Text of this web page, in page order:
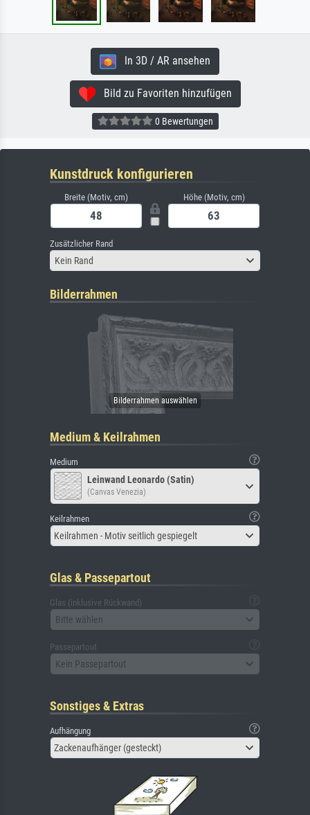
In 3D / AR ansehen
Bild zu Favoriten hinzufügen
0 Bewertungen
Kunstdruck konfigurieren
Breite (Motiv, cm) Höhe (Motiv, cm)
Zusätzlicher Rand
Kein Rand
Bilderrahmen
Medium & Keilrahmen
Medium
Leinwand Leonardo (Satin)
(Canvas Venezia)
Keilrahmen
Keilrahmen - Motiv seitlich gespiegelt
Glas & Passepartout
Glas (inklusive Rückwand)
Bitte wählen
Passepartout
Kein Passepartout
Sonstiges & Extras
Aufhängung
Zackenaufhänger (gesteckt)